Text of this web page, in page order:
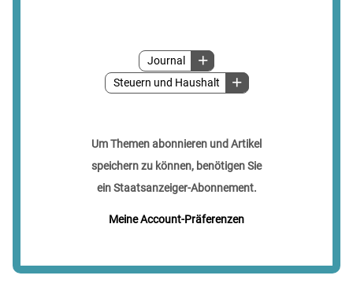
Journal
Steuern und Haushalt
Um Themen abonnieren und Artikel
speichern zu können, benötigen Sie
ein Staatsanzeiger-Abonnement.
Meine Account-Präferenzen